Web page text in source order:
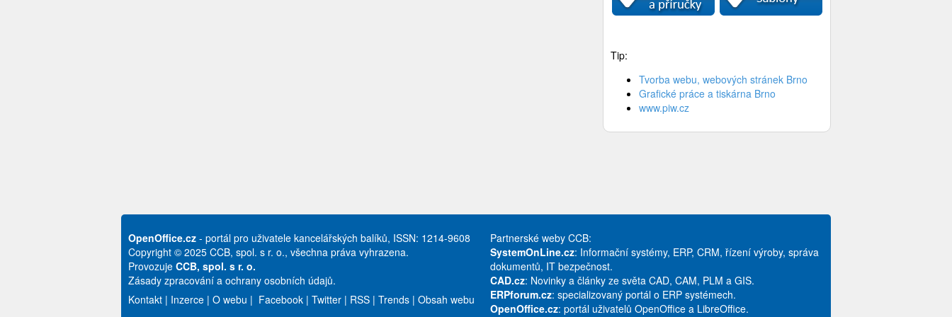
Tip:
Tvorba webu, webových stránek Brno
Grafické práce a tiskárna Brno
www.piw.cz
OpenOffice.cz - portál pro uživatele kancelářských balíků, ISSN: 1214-9608
Copyright © 2025 CCB, spol. s r. o., všechna práva vyhrazena.
Provozuje CCB, spol. s r. o.
Zásady zpracování a ochrany osobních údajů.
Kontakt | Inzerce | O webu | Facebook | Twitter | RSS | Trends | Obsah webu
Partnerské weby CCB:
SystemOnLine.cz: Informační systémy, ERP, CRM, řízení výroby, správa
dokumentů, IT bezpečnost.
CAD.cz: Novinky a články ze světa CAD, CAM, PLM a GIS.
ERPforum.cz: specializovaný portál o ERP systémech.
OpenOffice.cz: portál uživatelů OpenOffice a LibreOffice.